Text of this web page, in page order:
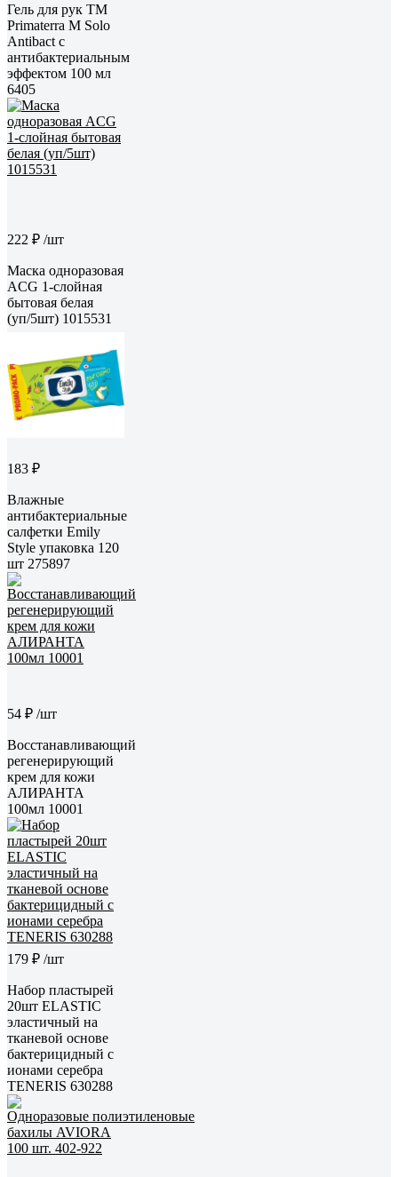
Гель для рук TM
Primaterra M Solo
Antibact с
антибактериальным
эффектом 100 мл
6405
222 ₽ /шт
Маска одноразовая
ACG 1-слойная
бытовая белая
(уп/5шт) 1015531
183 ₽
Влажные
антибактериальные
салфетки Emily
Style упаковка 120
шт 275897
54 ₽ /шт
Восстанавливающий
регенерирующий
крем для кожи
АЛИРАНТА
100мл 10001
179 ₽ /шт
Набор пластырей
20шт ELASTIC
эластичный на
тканевой основе
бактерицидный с
ионами серебра
TENERIS 630288